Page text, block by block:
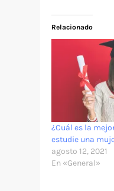
Relacionado
¿Cuál es la
estudie una
agosto 12, 2021
En «General»